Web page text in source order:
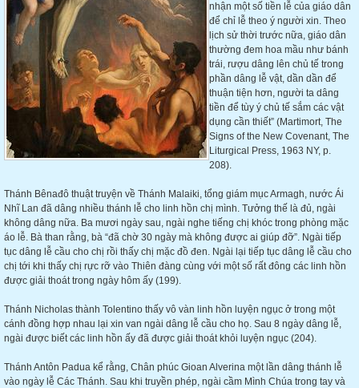
nhận một số tiền lễ của giáo dân
để chỉ lễ theo ý người xin. Theo
lịch sử thời trước nữa, giáo dân
thường đem hoa mầu như bánh
trái, rượu dâng lên chủ tế trong
phần dâng lễ vật, dần dần để
thuận tiện hơn, người ta dâng
tiền để tùy ý chủ tế sắm các vật
dụng cần thiết” (Martimort, The
Signs of the New Covenant, The
Liturgical Press, 1963 NY, p.
208).
Thánh Bênađô thuật truyện về Thánh Malaiki, tổng giám mục Armagh, nước Ái
Nhĩ Lan đã dâng nhiều thánh lễ cho linh hồn chị mình. Tưởng thế là đủ, ngài
không dâng nữa. Ba mươi ngày sau, ngài nghe tiếng chị khóc trong phòng mặc
áo lễ. Bà than rằng, bà “đã chờ 30 ngày mà không được ai giúp đỡ”. Ngài tiếp
tục dâng lễ cầu cho chị rồi thấy chị mặc đồ đen. Ngài lại tiếp tục dâng lễ cầu cho
chị tới khi thấy chị rực rỡ vào Thiên đàng cùng với một số rất đông các linh hồn
được giải thoát trong ngày hôm ấy (199).
Thánh Nicholas thành Tolentino thấy vô vàn linh hồn luyện ngục ở trong một
cánh đồng hợp nhau lại xin van ngài dâng lễ cầu cho họ. Sau 8 ngày dâng lễ,
ngài được biết các linh hồn ấy đã được giải thoát khỏi luyện ngục (204).
Thánh Antôn Padua kể rằng, Chân phúc Gioan Alverina một lần dâng thánh lễ
vào ngày lễ Các Thánh. Sau khi truyền phép, ngài cầm Mình Chúa trong tay và